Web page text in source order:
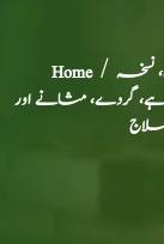
Home/ نسخہ
گردے، مثانے اور